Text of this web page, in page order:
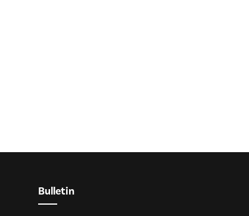
Bulletin